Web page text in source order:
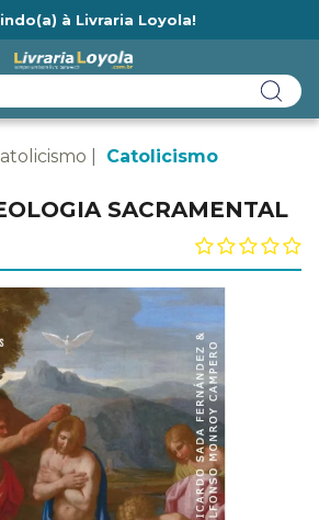
à Livraria Loyola!
Catolicismo
SACRAMENTAL